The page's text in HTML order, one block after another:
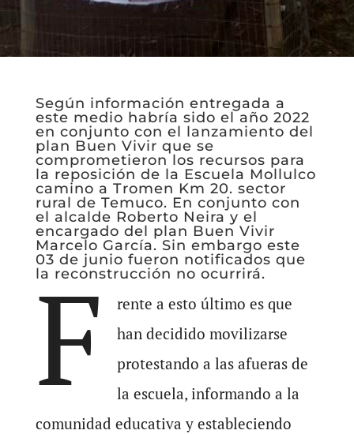
Según información entregada a
este medio habría sido el año 2022
en conjunto con el lanzamiento del
plan Buen Vivir que se
comprometieron los recursos para
la reposición de la Escuela Mollulco
camino a Tromen Km 20. sector
rural de Temuco. En conjunto con
el alcalde Roberto Neira y el
encargado del plan Buen Vivir
Marcelo García. Sin embargo este
03 de junio fueron notificados que
la reconstrucción no ocurrirá.
F
rente a esto último es que
han decidido movilizarse
protestando a las afueras de
la escuela, informando a la
comunidad educativa y estableciendo